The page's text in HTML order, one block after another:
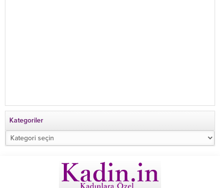
Kategoriler
Kategoriler